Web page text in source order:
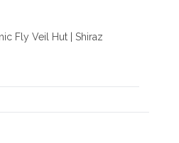
Fly Veil Hut | Shiraz